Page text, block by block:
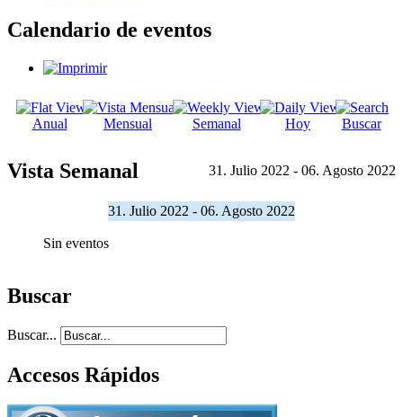
Calendario de eventos
Anual Mensual Semanal Hoy Buscar
Vista Semanal 31. Julio 2022 - 06. Agosto 2022
31. Julio 2022 - 06. Agosto 2022
Sin eventos
Buscar
Buscar...
Accesos Rápidos